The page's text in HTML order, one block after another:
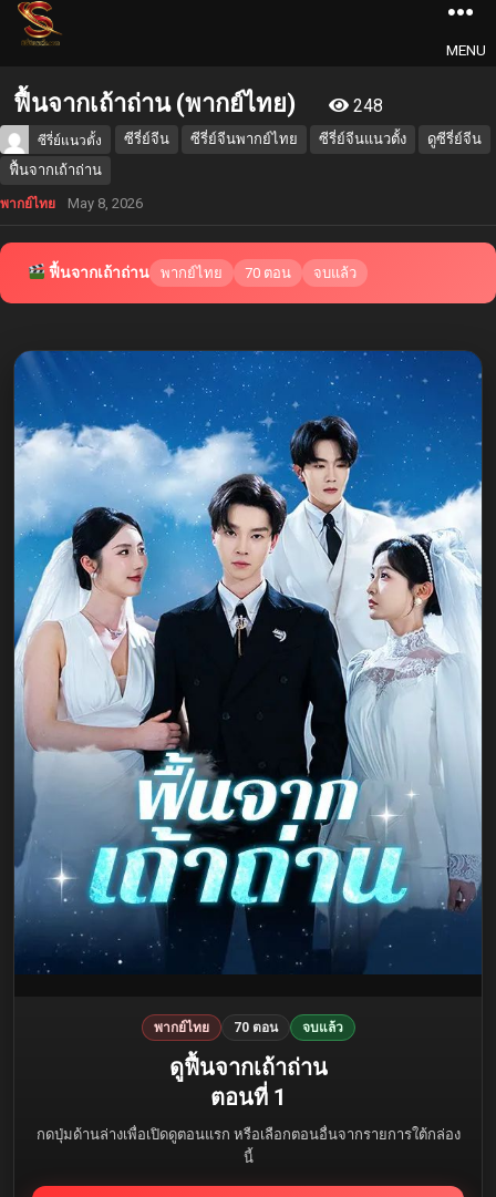
MENU
ฟื้นจากเถ้าถ่าน (พากย์ไทย) 248
ซีรี่ย์แนวตั้ง ซีรี่ย์จีน ซีรี่ย์จีนพากย์ไทย ซีรี่ย์จีนแนวตั้ง
ดูซีรี่ย์จีน
ฟื้นจากเถ้าถ่าน
พากย์ไทย May 8, 2026
ฟื้นจากเถ้าถ่าน พากย์ไทย 70 ตอน จบแล้ว
พากย์ไทย 70 ตอน จบแล้ว
ดูฟื้นจากเถ้าถ่าน
ตอนที่ 1
กดปุ่มด้านล่างเพื่อเปิดดูตอนแรก หรือเลือกตอนอื่นจากรายการใต้กล่อง
นี้